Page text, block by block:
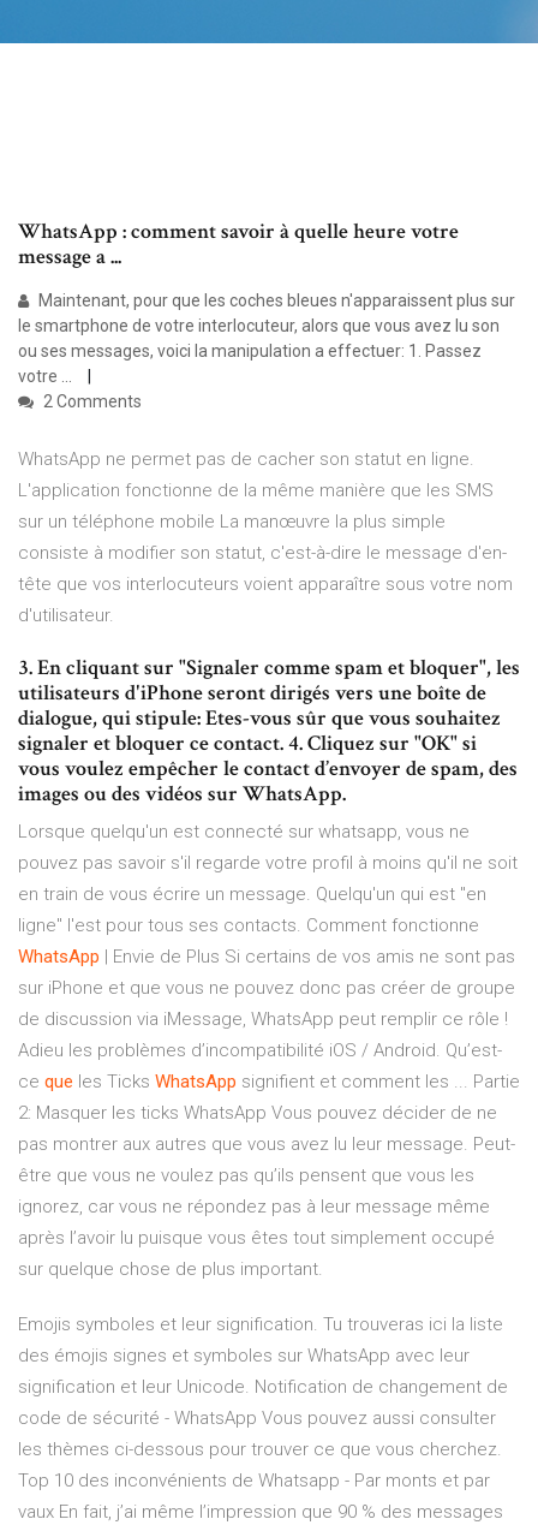
WhatsApp : comment savoir à quelle heure votre
message a ...
Maintenant, pour que les coches bleues n'apparaissent plus sur
le smartphone de votre interlocuteur, alors que vous avez lu son
ou ses messages, voici la manipulation a effectuer: 1. Passez
votre ...
2 Comments
WhatsApp ne permet pas de cacher son statut en ligne.
L'application fonctionne de la même manière que les SMS
sur un téléphone mobile La manœuvre la plus simple
consiste à modifier son statut, c'est-à-dire le message d'en-
tête que vos interlocuteurs voient apparaître sous votre nom
d'utilisateur.
3. En cliquant sur "Signaler comme spam et bloquer", les
utilisateurs d'iPhone seront dirigés vers une boîte de
dialogue, qui stipule: Etes-vous sûr que vous souhaitez
signaler et bloquer ce contact. 4. Cliquez sur "OK" si
vous voulez empêcher le contact d’envoyer de spam, des
images ou des vidéos sur WhatsApp.
Lorsque quelqu'un est connecté sur whatsapp, vous ne
pouvez pas savoir s'il regarde votre profil à moins qu'il ne soit
en train de vous écrire un message. Quelqu'un qui est "en
ligne" l'est pour tous ses contacts. Comment fonctionne
WhatsApp | Envie de Plus Si certains de vos amis ne sont pas
sur iPhone et que vous ne pouvez donc pas créer de groupe
de discussion via iMessage, WhatsApp peut remplir ce rôle !
Adieu les problèmes d’incompatibilité iOS / Android. Qu’est-
ce que les Ticks WhatsApp signifient et comment les ... Partie
2: Masquer les ticks WhatsApp Vous pouvez décider de ne
pas montrer aux autres que vous avez lu leur message. Peut-
être que vous ne voulez pas qu’ils pensent que vous les
ignorez, car vous ne répondez pas à leur message même
après l’avoir lu puisque vous êtes tout simplement occupé
sur quelque chose de plus important.
Emojis symboles et leur signification. Tu trouveras ici la liste
des émojis signes et symboles sur WhatsApp avec leur
signification et leur Unicode. Notification de changement de
code de sécurité - WhatsApp Vous pouvez aussi consulter
les thèmes ci-dessous pour trouver ce que vous cherchez.
Top 10 des inconvénients de Whatsapp - Par monts et par
vaux En fait, j’ai même l’impression que 90 % des messages